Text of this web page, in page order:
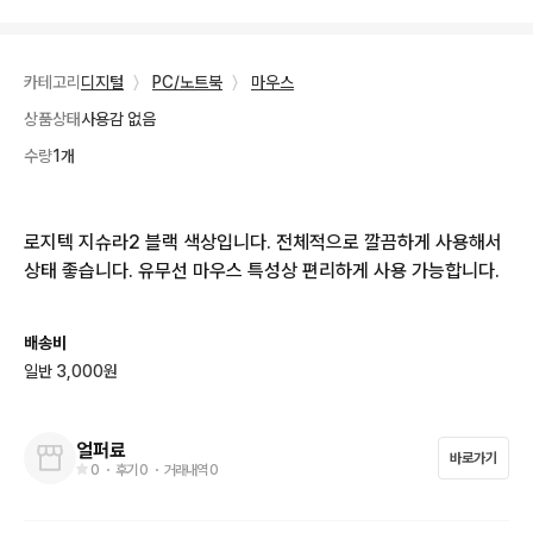
카테고리 디지털 〉 PC/노트북 〉
마우스
상품상태사용감 없음
수량1개
로지텍 지슈라2 블랙 색상입니다. 전체적으로 깔끔하게 사용해서
상태 좋습니다. 유무선 마우스 특성상 편리하게 사용 가능합니다.
배송비
일반 3,000원
얼퍼료
0 ・ 후기 0 ・ 거래내역 0
바로가기